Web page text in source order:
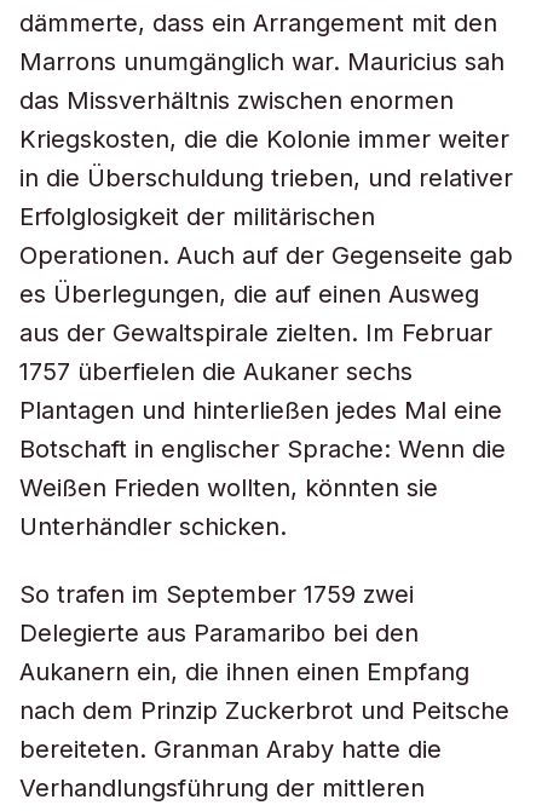
dämmerte, dass ein Arrangement mit den
Marrons unumgänglich war. Mauricius sah
das Missverhältnis zwischen enormen
Kriegskosten, die die Kolonie immer weiter
in die Überschuldung trieben, und relativer
Erfolglosigkeit der militärischen
Operationen. Auch auf der Gegenseite gab
es Überlegungen, die auf einen Ausweg
aus der Gewaltspirale zielten. Im Februar
1757 überfielen die Aukaner sechs
Plantagen und hinterließen jedes Mal eine
Botschaft in englischer Sprache: Wenn die
Weißen Frieden wollten, könnten sie
Unterhändler schicken.
So trafen im September 1759 zwei
Delegierte aus Paramaribo bei den
Aukanern ein, die ihnen einen Empfang
nach dem Prinzip Zuckerbrot und Peitsche
bereiteten. Granman Araby hatte die
Verhandlungsführung der mittleren